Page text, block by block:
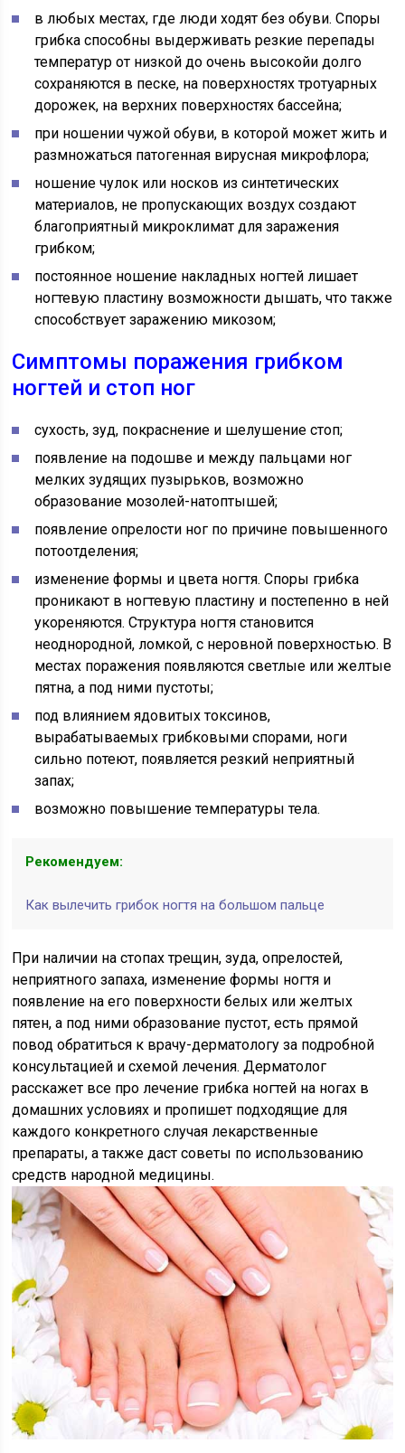
в любых местах, где люди ходят без обуви. Споры
грибка способны выдерживать резкие перепады
температур от низкой до очень высокойи долго
сохраняются в песке, на поверхностях тротуарных
дорожек, на верхних поверхностях бассейна;
при ношении чужой обуви, в которой может жить и
размножаться патогенная вирусная микрофлора;
ношение чулок или носков из синтетических
материалов, не пропускающих воздух создают
благоприятный микроклимат для заражения
грибком;
постоянное ношение накладных ногтей лишает
ногтевую пластину возможности дышать, что также
способствует заражению микозом;
Симптомы поражения грибком
ногтей и стоп ног
сухость, зуд, покраснение и шелушение стоп;
появление на подошве и между пальцами ног
мелких зудящих пузырьков, возможно
образование мозолей-натоптышей;
появление опрелости ног по причине повышенного
потоотделения;
изменение формы и цвета ногтя. Споры грибка
проникают в ногтевую пластину и постепенно в ней
укореняются. Структура ногтя становится
неоднородной, ломкой, с неровной поверхностью. В
местах поражения появляются светлые или желтые
пятна, а под ними пустоты;
под влиянием ядовитых токсинов,
вырабатываемых грибковыми спорами, ноги
сильно потеют, появляется резкий неприятный
запах;
возможно повышение температуры тела.
Рекомендуем:
Как вылечить грибок ногтя на большом пальце
При наличии на стопах трещин, зуда, опрелостей,
неприятного запаха, изменение формы ногтя и
появление на его поверхности белых или желтых
пятен, а под ними образование пустот, есть прямой
повод обратиться к врачу-дерматологу за подробной
консультацией и схемой лечения. Дерматолог
расскажет все про лечение грибка ногтей на ногах в
домашних условиях и пропишет подходящие для
каждого конкретного случая лекарственные
препараты, а также даст советы по использованию
средств народной медицины.